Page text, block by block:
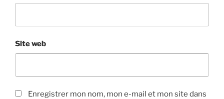
Site web
Enregistrer mon nom, mon e-mail et mon site dans